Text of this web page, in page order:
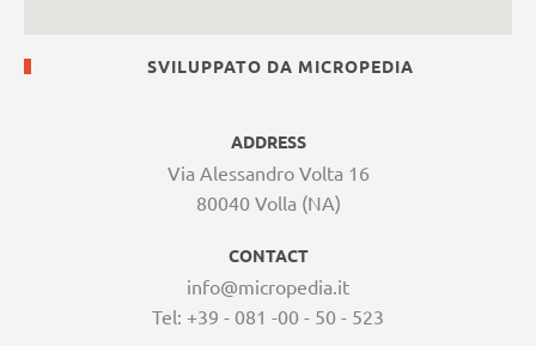
SVILUPPATO DA MICROPEDIA
ADDRESS
Via Alessandro Volta 16
80040 Volla (NA)
CONTACT
info@micropedia.it
Tel: +39 - 081 -00 - 50 - 523